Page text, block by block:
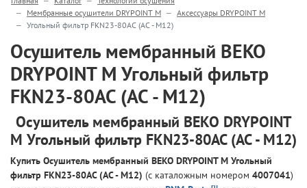
Мембранные осушители DRYPOINT M
Аксессуары DRYPOINT M
Угольный фильтр FKN23-80AC (AC - M12)
Осушитель мембранный BEKO
DRYPOINT M Угольный фильтр
FKN23-80AC (AC - M12)
Осушитель мембранный BEKO DRYPOINT
M Угольный фильтр FKN23-80AC (AC - M12)
Купить Осушитель мембранный BEKO DRYPOINT M Угольный
фильтр FKN23-80AC (AC - M12) (с каталожным номером 4007041)